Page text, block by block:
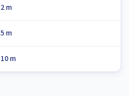
2 m
5 m
10 m